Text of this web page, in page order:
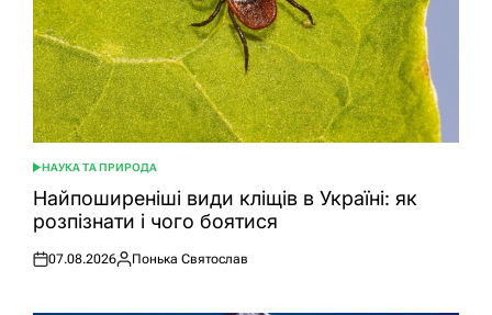
ОПУБЛІКУВАТИ
У
НАУКА ТА ПРИРОДА
Найпоширеніші види кліщів в Україні: як
розпізнати і чого боятися
Оприлюднено
07.08.2026
Опубліковано
Понька Святослав